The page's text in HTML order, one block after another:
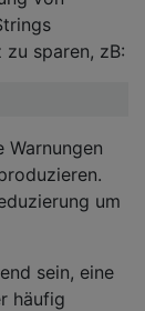
sparen, zB:
um
sein, eine
häufig